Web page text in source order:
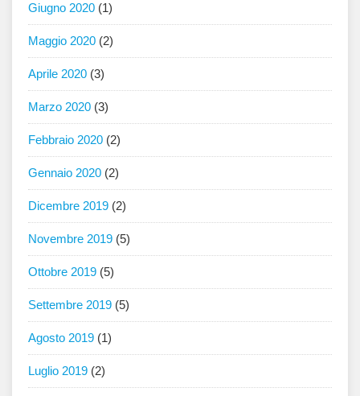
Giugno 2020 (1)
Maggio 2020 (2)
Aprile 2020 (3)
Marzo 2020 (3)
Febbraio 2020 (2)
Gennaio 2020 (2)
Dicembre 2019 (2)
Novembre 2019 (5)
Ottobre 2019 (5)
Settembre 2019 (5)
Agosto 2019 (1)
Luglio 2019 (2)